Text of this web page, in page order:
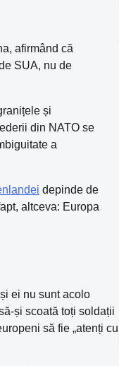
afirmând că
SUA, nu de
și
din NATO se
a
depinde de
altceva: Europa
ei nu sunt acolo
și scoată toți soldații
să fie „atenți cu